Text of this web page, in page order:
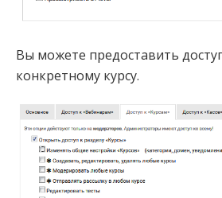
Вы можете предоставить
конкретному курсу.